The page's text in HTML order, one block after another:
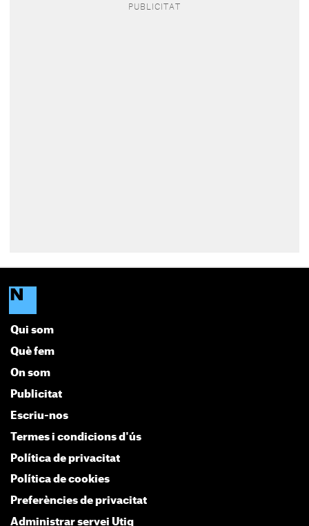
Qui som
Què fem
On som
Publicitat
Escriu-nos
Termes i condicions d'ús
Política de privacitat
Política de cookies
Preferències de privacitat
Administrar servei Utiq